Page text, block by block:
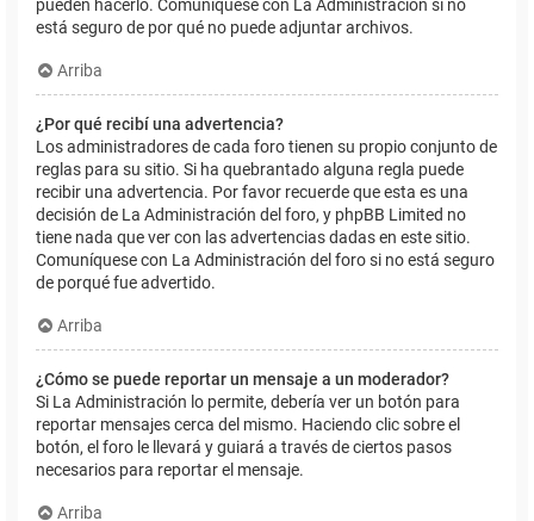
pueden hacerlo. Comuníquese con La Administración si no
está seguro de por qué no puede adjuntar archivos.
Arriba
¿Por qué recibí una advertencia?
Los administradores de cada foro tienen su propio conjunto de
reglas para su sitio. Si ha quebrantado alguna regla puede
recibir una advertencia. Por favor recuerde que esta es una
decisión de La Administración del foro, y phpBB Limited no
tiene nada que ver con las advertencias dadas en este sitio.
Comuníquese con La Administración del foro si no está seguro
de porqué fue advertido.
Arriba
¿Cómo se puede reportar un mensaje a un moderador?
Si La Administración lo permite, debería ver un botón para
reportar mensajes cerca del mismo. Haciendo clic sobre el
botón, el foro le llevará y guiará a través de ciertos pasos
necesarios para reportar el mensaje.
Arriba